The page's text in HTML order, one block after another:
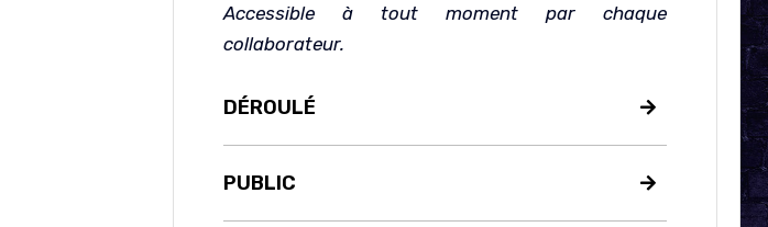
Accessible à tout moment par chaque
collaborateur.
DÉROULÉ
PUBLIC